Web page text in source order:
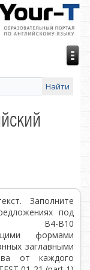
Заполните
под
В4-В10
формами
заглавными
от каждого